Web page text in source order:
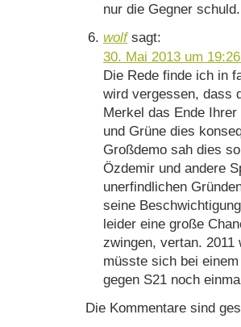
nur die Gegner schuld.
wolf sagt:
30. Mai 2013 um
Die Rede finde ich in
wird vergessen, dass
Merkel das Ende
und Grüne dies
Großdemo sah dies
Özdemir und andere
unerfindlichen
seine
leider eine große
zwingen, vertan.
müsste sich bei
gegen S21 noch
Die Kommentare sind